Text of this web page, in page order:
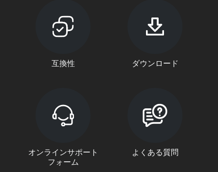
互換性 ダウンロード
オンラインサポート
フォーム
よくある質問